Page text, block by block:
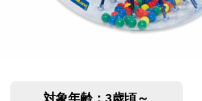
対象年齢：3歳頃～